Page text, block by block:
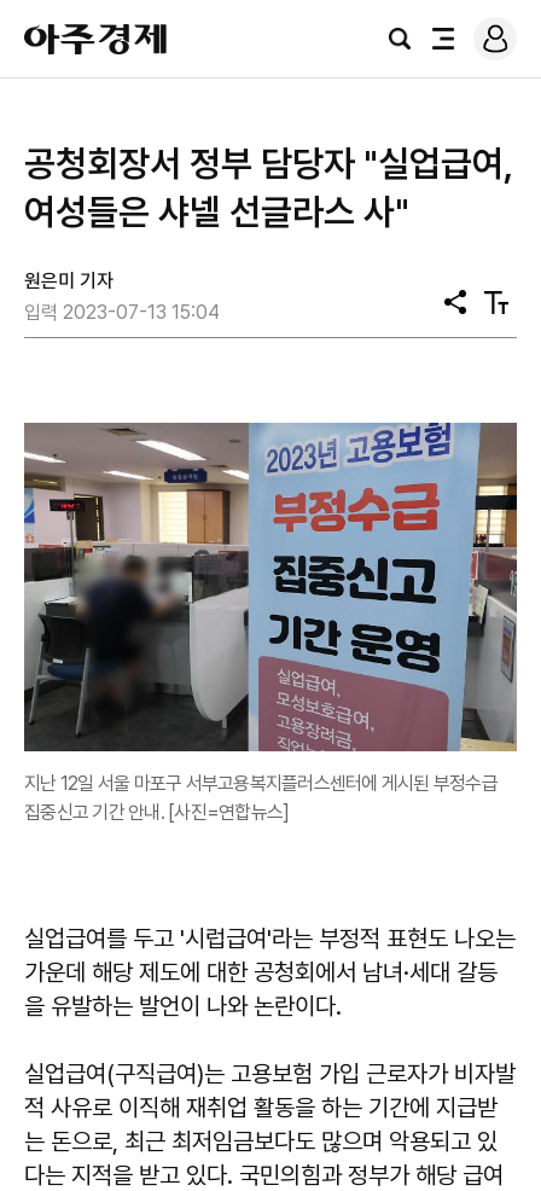
아
주
경
검
전
로
그
공청회장서 정부 담당자 "실업급여,
여성들은 샤넬 선글라스 사"
원은미 기자
입력 2023-07-13 15:04
공
유
텍
스
지난 12일 서울 마포구 서부고용복지플러스센터에 게시된 부정수급
집중신고 기간 안내. [사진=연합뉴스]
실업급여를 두고 '시럽급여'라는 부정적 표현도 나오는
가운데 해당 제도에 대한 공청회에서 남녀·세대 갈등
을 유발하는 발언이 나와 논란이다.
실업급여(구직급여)는 고용보험 가입 근로자가 비자발
적 사유로 이직해 재취업 활동을 하는 기간에 지급받
는 돈으로, 최근 최저임금보다도 많으며 악용되고 있
다는 지적을 받고 있다. 국민의힘과 정부가 해당 급여